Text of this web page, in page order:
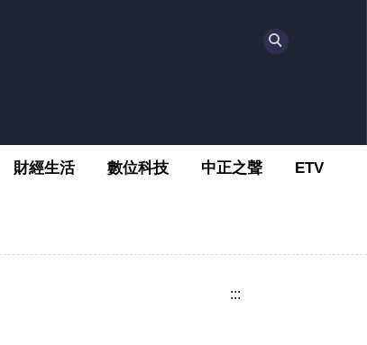
財經生活 數位科技 中正之聲 ETV
:::